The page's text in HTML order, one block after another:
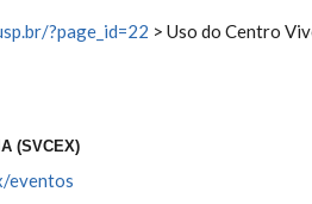
?page_id=22 > Uso do Centro
(SVCEX)
eventos